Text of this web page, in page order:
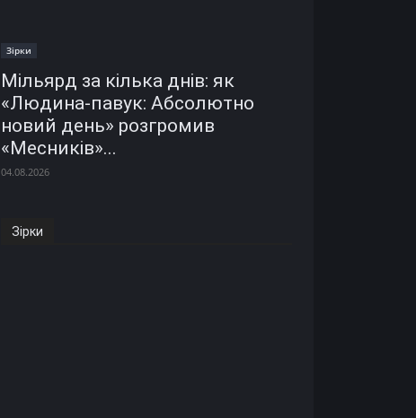
Зірки
Мільярд за кілька днів: як
«Людина-павук: Абсолютно
новий день» розгромив
«Месників»...
04.08.2026
Зірки